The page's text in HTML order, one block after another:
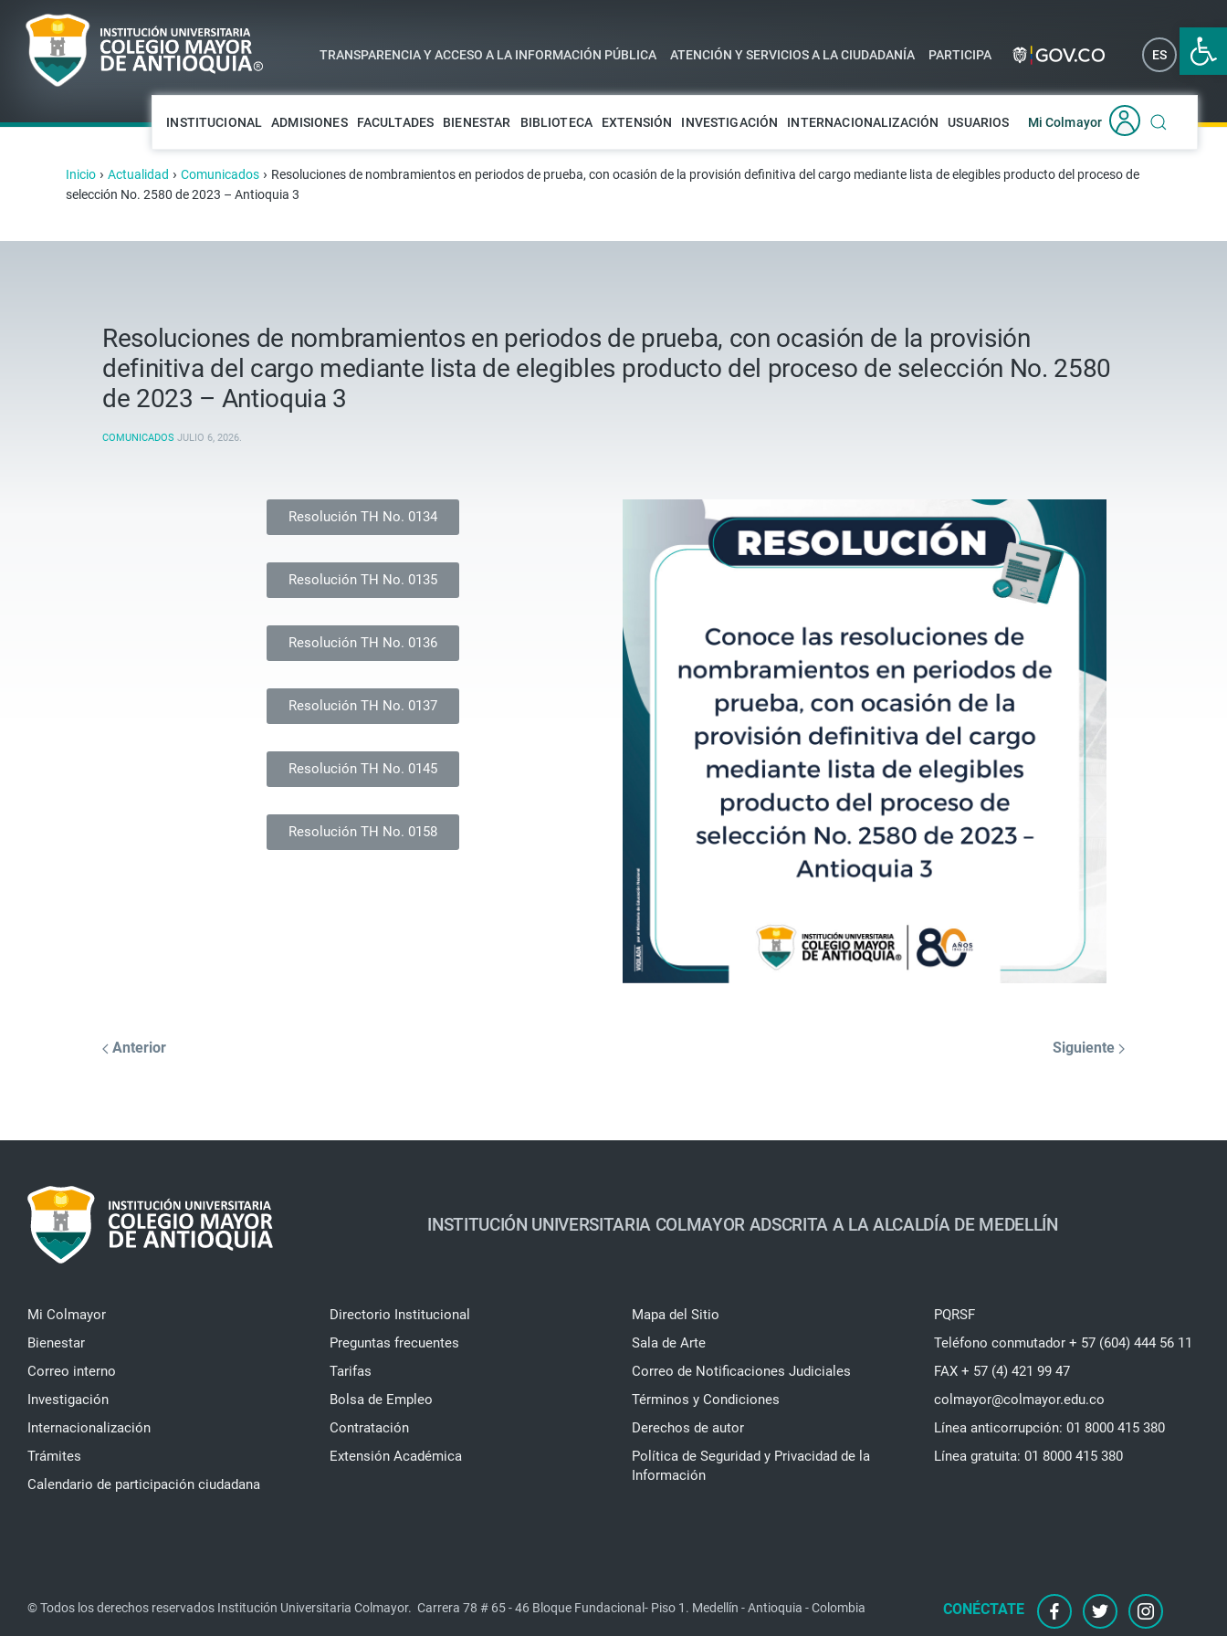
Abrir
TRANSPARENCIA Y ACCESO A LA INFORMACIÓN PÚBLICA ATENCIÓN Y SERVICIOS A LA CIUDADANÍA PARTICIPA ES EN
INSTITUCIONAL ADMISIONES FACULTADES BIENESTAR BIBLIOTECA EXTENSIÓN INVESTIGACIÓN INTERNACIONALIZACIÓN USUARIOS Mi Colmayor
Inicio › Actualidad › Comunicados › Resoluciones de nombramientos en periodos de prueba, con ocasión de la provisión definitiva del cargo mediante lista de elegibles producto del proceso de
selección No. 2580 de 2023 – Antioquia 3
Resoluciones de nombramientos en periodos de prueba, con ocasión de la provisión
definitiva del cargo mediante lista de elegibles producto del proceso de selección No. 2580
de 2023 – Antioquia 3
COMUNICADOS JULIO 6, 2026.
Resolución TH No. 0134
Resolución TH No. 0135
Resolución TH No. 0136
Resolución TH No. 0137
Resolución TH No. 0145
Resolución TH No. 0158
Anterior Siguiente
INSTITUCIÓN UNIVERSITARIA COLMAYOR ADSCRITA A LA ALCALDÍA DE MEDELLÍN
Mi Colmayor
Bienestar
Correo interno
Investigación
Internacionalización
Trámites
Calendario de participación ciudadana
Directorio Institucional
Preguntas frecuentes
Tarifas
Bolsa de Empleo
Contratación
Extensión Académica
Mapa del Sitio
Sala de Arte
Correo de Notificaciones Judiciales
Términos y Condiciones
Derechos de autor
Política de Seguridad y Privacidad de la
Información
PQRSF
Teléfono conmutador + 57 (604) 444 56 11
FAX + 57 (4) 421 99 47
colmayor@colmayor.edu.co
Línea anticorrupción: 01 8000 415 380
Línea gratuita: 01 8000 415 380
© Todos los derechos reservados Institución Universitaria Colmayor. Carrera 78 # 65 - 46 Bloque Fundacional- Piso 1. Medellín - Antioquia - Colombia